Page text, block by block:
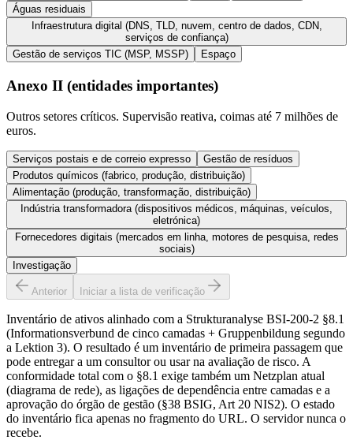
Águas residuais
Infraestrutura digital (DNS, TLD, nuvem, centro de dados, CDN,
serviços de confiança)
Gestão de serviços TIC (MSP, MSSP)
Espaço
Anexo II (entidades importantes)
Outros setores críticos. Supervisão reativa, coimas até 7 milhões de
euros.
Serviços postais e de correio expresso
Gestão de resíduos
Produtos químicos (fabrico, produção, distribuição)
Alimentação (produção, transformação, distribuição)
Indústria transformadora (dispositivos médicos, máquinas, veículos,
eletrónica)
Fornecedores digitais (mercados em linha, motores de pesquisa, redes
sociais)
Investigação
Anterior Iniciar a lista de verificação
Inventário de ativos alinhado com a Strukturanalyse BSI-200-2 §8.1
(Informationsverbund de cinco camadas + Gruppenbildung segundo
a Lektion 3). O resultado é um inventário de primeira passagem que
pode entregar a um consultor ou usar na avaliação de risco. A
conformidade total com o §8.1 exige também um Netzplan atual
(diagrama de rede), as ligações de dependência entre camadas e a
aprovação do órgão de gestão (§38 BSIG, Art 20 NIS2). O estado
do inventário fica apenas no fragmento do URL. O servidor nunca o
recebe.